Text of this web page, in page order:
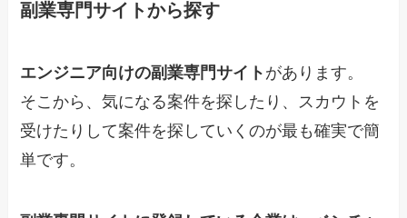
副業専門サイトから探す
エンジニア向けの副業専門サイト があります。
そこから、気になる案件を探したり、スカウトを
受けたりして案件を探していくのが最も確実で簡
単です。